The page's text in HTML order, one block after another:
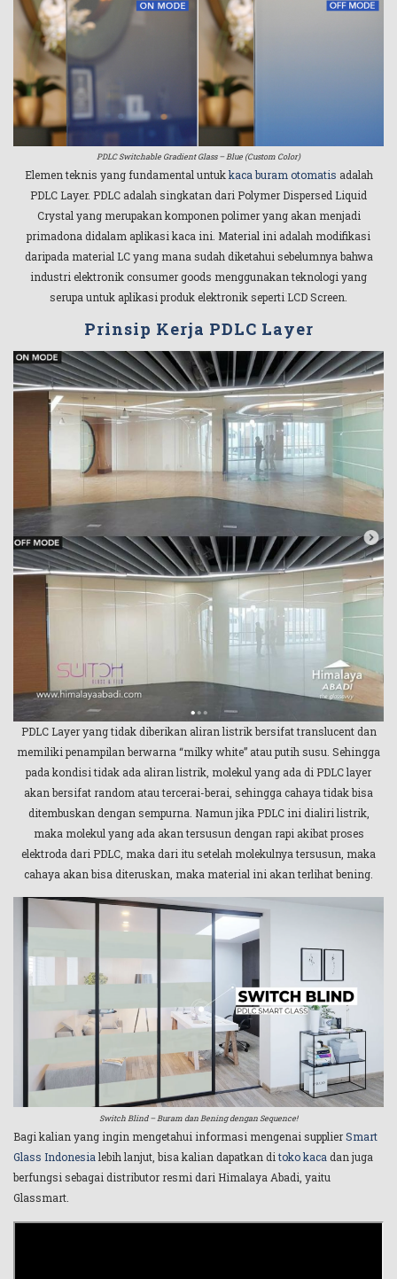
PDLC Switchable Gradient Glass – Blue (Custom Color)
Elemen teknis yang fundamental untukkaca buram otomatis adalah
PDLC Layer. PDLC adalah singkatan dari Polymer Dispersed Liquid
Crystal yang merupakan komponen polimer yang akan menjadi
primadona didalam aplikasi kaca ini. Material ini adalah modifikasi
daripada material LC yang mana sudah diketahui sebelumnya bahwa
industri elektronik consumer goods menggunakan teknologi yang
serupa untuk aplikasi produk elektronik seperti LCD Screen.
Prinsip Kerja PDLC Layer
PDLC Layer yang tidak diberikan aliran listrik bersifat translucent dan
memiliki penampilan berwarna “milky white” atau putih susu. Sehingga
pada kondisi tidak ada aliran listrik, molekul yang ada di PDLC layer
akan bersifat random atau tercerai-berai, sehingga cahaya tidak bisa
ditembuskan dengan sempurna. Namun jika PDLC ini dialiri listrik,
maka molekul yang ada akan tersusun dengan rapi akibat proses
elektroda dari PDLC, maka dari itu setelah molekulnya tersusun, maka
cahaya akan bisa diteruskan, maka material ini akan terlihat bening.
Switch Blind – Buram dan Bening dengan Sequence!
Bagi kalian yang ingin mengetahui informasi mengenai supplierSmart
Glass Indonesia lebih lanjut, bisa kalian dapatkan ditoko kaca dan juga
berfungsi sebagai distributor resmi dari Himalaya Abadi, yaitu
Glassmart.